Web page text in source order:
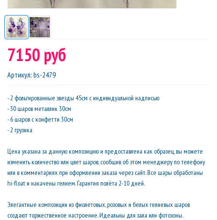
7150 руб
Артикул: bs-2479
- 2 фольгированные звезды 45см с индивидуальной надписью
- 30 шаров металлик 30см
- 6 шаров с конфетти 30см
- 2 грузика
Цена указана за данную композицию и предоставлена как образец, вы можете
изменить количество или цвет шаров, сообщив об этом менеджеру по телефону
или в комментариях при оформлении заказа через сайт. Все шары обработаны
hi-float и накачены гелием. Гарантия полёта 2-10 дней.
Элегантные композиции из фиолетовых, розовых и белых гелиевых шаров
создают торжественное настроение. Идеальны для зала или фотозоны.